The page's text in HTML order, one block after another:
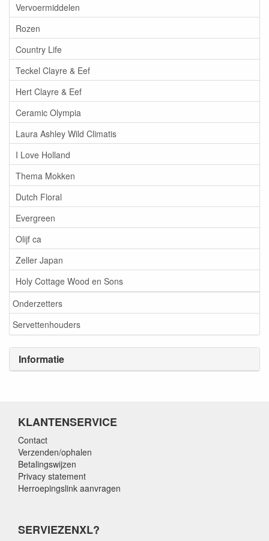
Vervoermiddelen
Rozen
Country Life
Teckel Clayre & Eef
Hert Clayre & Eef
Ceramic Olympia
Laura Ashley Wild Climatis
I Love Holland
Thema Mokken
Dutch Floral
Evergreen
Olijf ca
Zeller Japan
Holy Cottage Wood en Sons
Onderzetters
Servettenhouders
Informatie
KLANTENSERVICE
Contact
Verzenden/ophalen
Betalingswijzen
Privacy statement
Herroepingslink aanvragen
SERVIEZENXL?